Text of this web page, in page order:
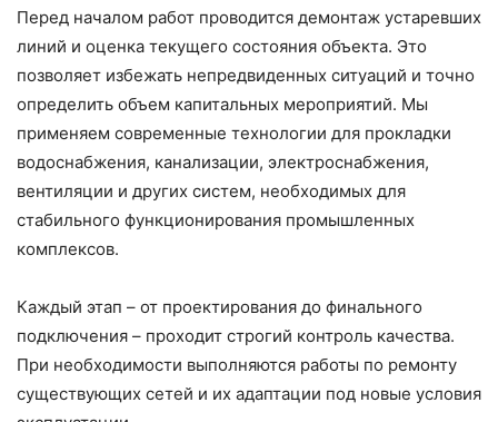
Перед началом работ проводится демонтаж устаревших
линий и оценка текущего состояния объекта. Это
позволяет избежать непредвиденных ситуаций и точно
определить объем капитальных мероприятий. Мы
применяем современные технологии для прокладки
водоснабжения, канализации, электроснабжения,
вентиляции и других систем, необходимых для
стабильного функционирования промышленных
комплексов.
Каждый этап – от проектирования до финального
подключения – проходит строгий контроль качества.
При необходимости выполняются работы по ремонту
существующих сетей и их адаптации под новые условия